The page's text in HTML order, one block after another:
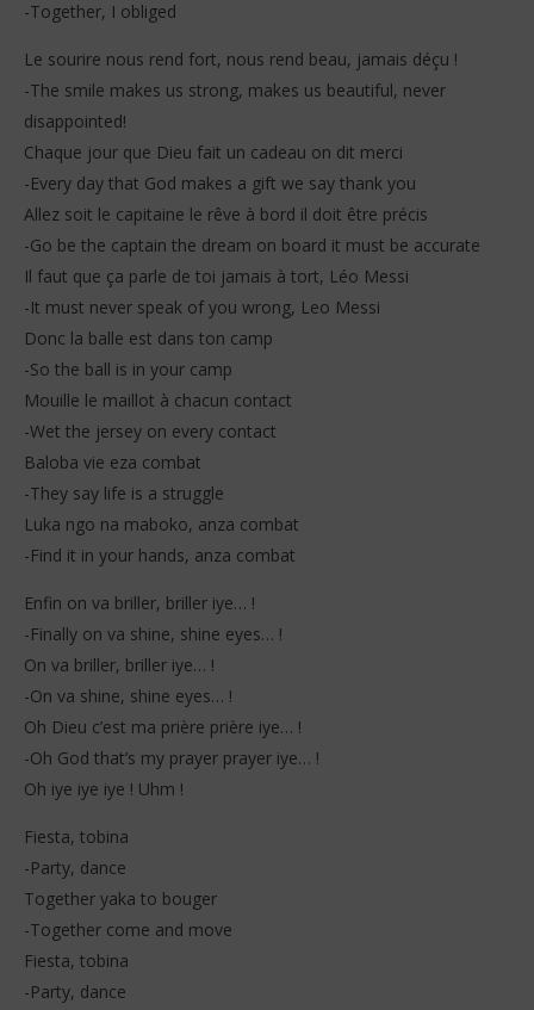
-Together, I obliged
Le sourire nous rend fort, nous rend beau, jamais déçu !
-The smile makes us strong, makes us beautiful, never
disappointed!
Chaque jour que Dieu fait un cadeau on dit merci
-Every day that God makes a gift we say thank you
Allez soit le capitaine le rêve à bord il doit être précis
-Go be the captain the dream on board it must be accurate
Il faut que ça parle de toi jamais à tort, Léo Messi
-It must never speak of you wrong, Leo Messi
Donc la balle est dans ton camp
-So the ball is in your camp
Mouille le maillot à chacun contact
-Wet the jersey on every contact
Baloba vie eza combat
-They say life is a struggle
Luka ngo na maboko, anza combat
-Find it in your hands, anza combat
Enfin on va briller, briller iye… !
-Finally on va shine, shine eyes… !
On va briller, briller iye… !
-On va shine, shine eyes… !
Oh Dieu c’est ma prière prière iye… !
-Oh God that’s my prayer prayer iye… !
Oh iye iye iye ! Uhm !
Fiesta, tobina
-Party, dance
Together yaka to bouger
-Together come and move
Fiesta, tobina
-Party, dance